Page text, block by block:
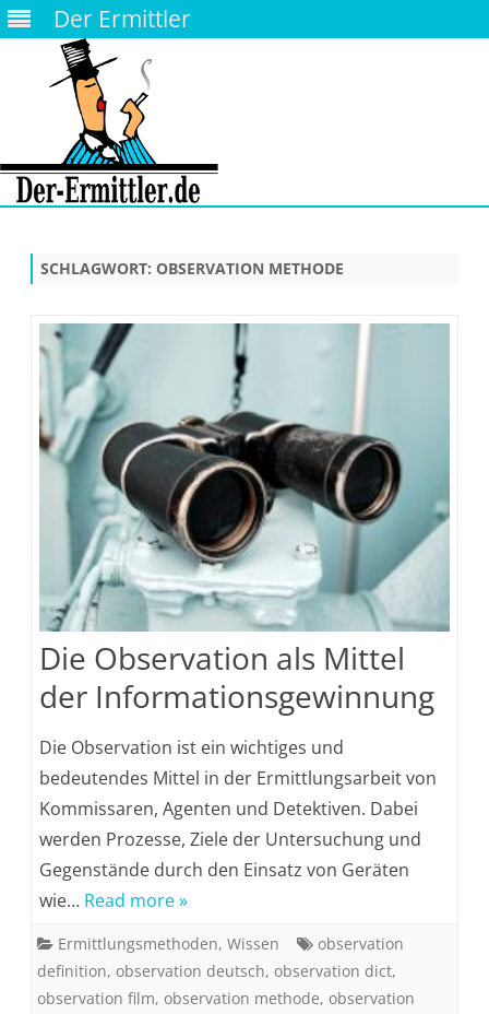
Der Ermittler
SCHLAGWORT: OBSERVATION METHODE
Die Observation als Mittel
der Informationsgewinnung
Die Observation ist ein wichtiges und
bedeutendes Mittel in der Ermittlungsarbeit von
Kommissaren, Agenten und Detektiven. Dabei
werden Prozesse, Ziele der Untersuchung und
Gegenstände durch den Einsatz von Geräten
wie… Read more »
Ermittlungsmethoden, Wissen
observation
definition, observation deutsch, observation dict,
observation film, observation methode, observation